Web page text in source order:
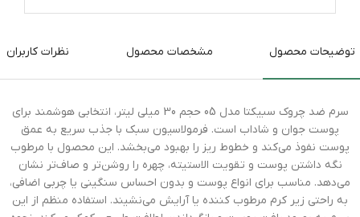
توضیحات محصول مشخصات محصول نظرات کاربران
سرم ضد چروک سبیکتا مدل 05 حجم 30 میلی لیتر، انتخابی هوشمند برای
پوست جوان و شاداب است. فرمولاسیون سبک با جذب سریع به عمق
پوست نفوذ می‌کند و خطوط ریز را بهبود می‌بخشد. این محصول با مرطوب
نگه داشتن پوست و تقویت الاستیته، چهره را روشن‌تر و صاف‌تر نشان
می‌دهد. مناسب برای انواع پوست و بدون احساس سنگینی یا چربی اضافی،
به راحتی زیر کرم مرطوب کننده یا آرایش می‌نشیند. استفاده منظم از این